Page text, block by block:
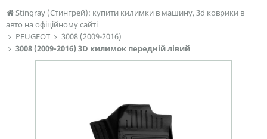
Stingray (Стингрей): купити килимки в машину, 3d коврики в
авто на офіційному сайті
PEUGEOT
3008 (2009-2016)
3008 (2009-2016) 3D килимок передній лівий